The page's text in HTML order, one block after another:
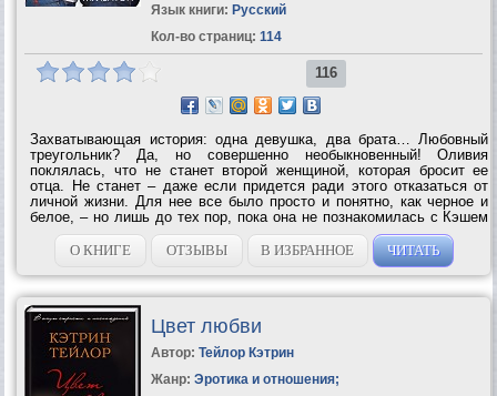
Язык книги: Русский
Кол-во страниц: 114
116
Захватывающая история: одна девушка, два брата… Любовный
треугольник? Да, но совершенно необыкновенный! Оливия
поклялась, что не станет второй женщиной, которая бросит ее
отца. Не станет – даже если придется ради этого отказаться от
личной жизни. Для нее все было просто и понятно, как черное и
белое, – но лишь до тех пор, пока она не познакомилась с Кэшем
и Нэшем, братьями-близнецами. Кэш – воплощенное желание:
опасный, сексуальный...
О КНИГЕ ОТЗЫВЫ В ИЗБРАННОЕ ЧИТАТЬ
Цвет любви
Автор: Тейлор Кэтрин
Жанр: Эротика и отношения;